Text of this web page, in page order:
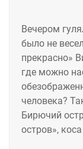
Вечером
было не
прекрасно»
где можно
человека?
Бирючий
остров»,